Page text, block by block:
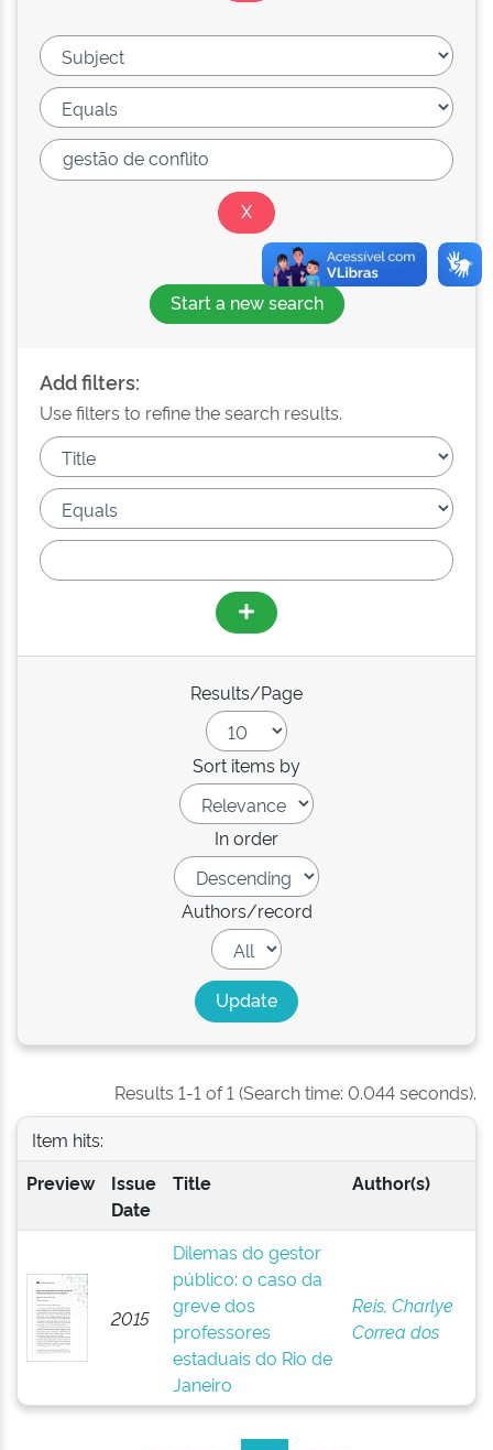
Start a new search
Add filters:
Use filters to refine the search results.
Results/Page
Sort items by
In order
Authors/record
Results 1-1 of 1 (Search time: 0.044 seconds).
Item hits:
Preview
Issue
Date
Title Author(s)
2015
Dilemas do gestor
público: o caso da
greve dos
professores
estaduais do Rio de
Janeiro
Reis, Charlye
Correa dos